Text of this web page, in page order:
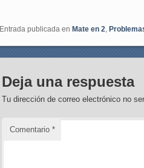
Entrada publicada en Mate en 2,
Deja una respuesta
Tu dirección de correo electrónico no
Comentario*